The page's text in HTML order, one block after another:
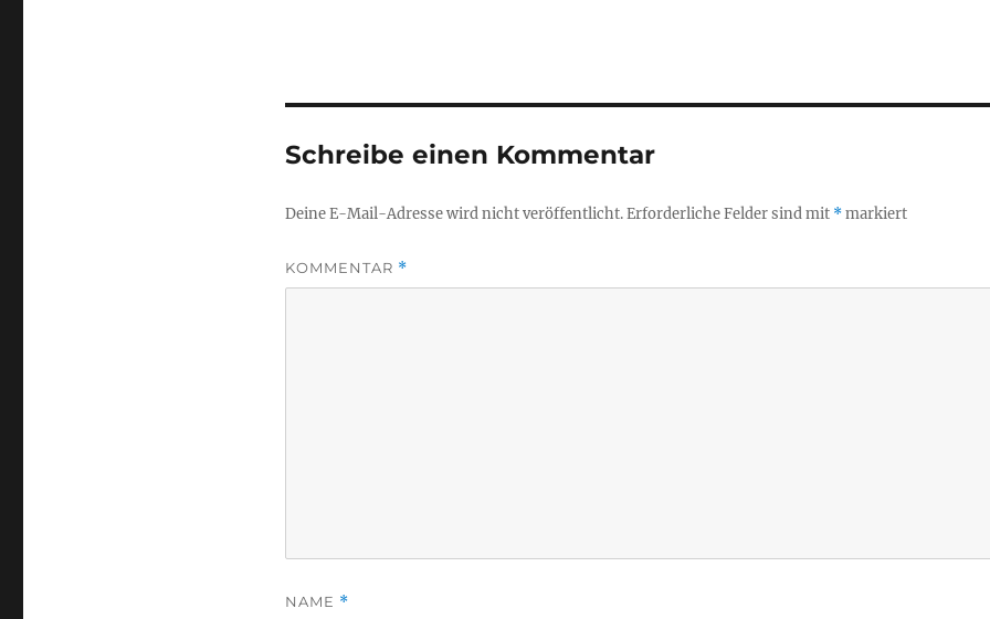
Schreibe einen Kommentar
Deine E-Mail-Adresse wird nicht veröffentlicht.Erforderliche Felder sind mit *markiert
KOMMENTAR *
NAME *